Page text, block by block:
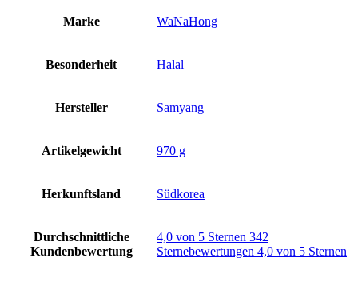
Marke ‎WaNaHong
Besonderheit ‎Halal
Hersteller ‎Samyang
Artikelgewicht ‎970 g
Herkunftsland ‎Südkorea
Durchschnittliche
Kundenbewertung
4,0 von 5 Sternen 342
Sternebewertungen 4,0 von 5 Sternen